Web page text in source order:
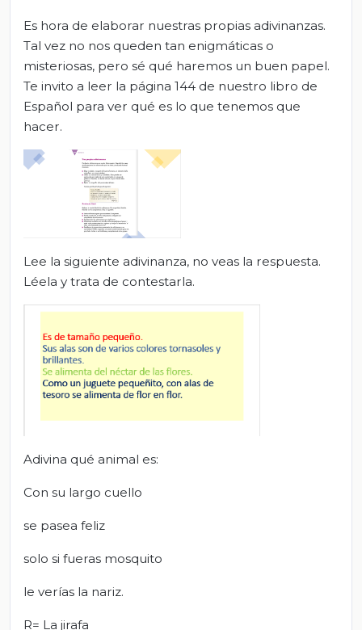
Es hora de elaborar nuestras propias adivinanzas.
Tal vez no nos queden tan enigmáticas o
misteriosas, pero sé qué haremos un buen papel.
Te invito a leer la página 144 de nuestro libro de
Español para ver qué es lo que tenemos que
hacer.
Lee la siguiente adivinanza, no veas la respuesta.
Léela y trata de contestarla.
Adivina qué animal es:
Con su largo cuello
se pasea feliz
solo si fueras mosquito
le verías la nariz.
R= La jirafa